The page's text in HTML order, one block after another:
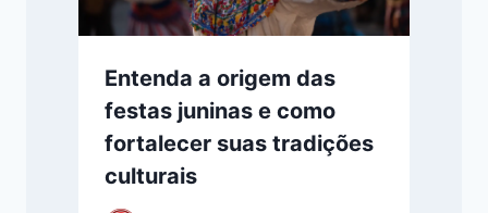
Entenda a origem das
festas juninas e como
fortalecer suas tradições
culturais